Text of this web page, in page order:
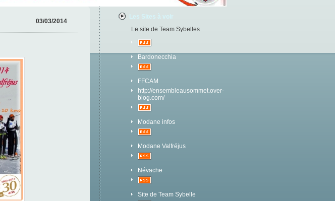
Les Sites à voir
Le site de Team Sybelles
Bardonecchia
FFCAM
http://ensembleausommet.over-
blog.com/
Modane infos
Modane Valfréjus
Névache
Site de Team Sybelle
03/03/2014